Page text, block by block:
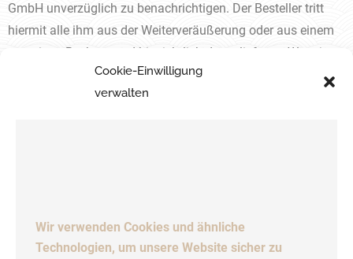
Cookie-Einwilligung
verwalten
Wir verwenden Cookies und ähnliche
Technologien, um unsere Website sicher zu
GmbH unverzüglich zu benachrichtigen. Der Besteller tritt
hiermit alle ihm aus der Weiterveräußerung oder aus einem
sonstigen Rechtsgrund hinsichtlich der gelieferten Ware jetzt
oder später zustehenden Forderungen mit ihrer Entstehung
in Höhe des Wertes der Vorbehaltsware (Rechnungsbetrag)
Forderungen mitzuteilen, die zur Geltendmachung seiner
Rechte gegen die Schuldner erforderlichen Auskünfte zu